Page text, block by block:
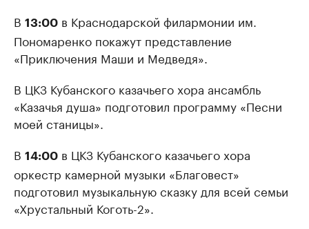
В 13:00 в Краснодарской филармонии им.
Пономаренко покажут представление
«Приключения Маши и Медведя».
В ЦКЗ Кубанского казачьего хора ансамбль
«Казачья душа» подготовил программу «Песни
моей станицы».
В 14:00 в ЦКЗ Кубанского казачьего хора
оркестр камерной музыки «Благовест»
подготовил музыкальную сказку для всей семьи
«Хрустальный Коготь-2».